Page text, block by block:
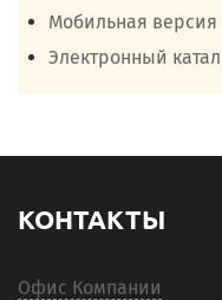
Мобильная версия
Электронный
КОНТАКТЫ
Офис Компании